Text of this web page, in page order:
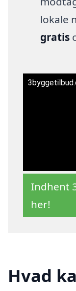
lokale
gratis
Indhent
her!
Hvad